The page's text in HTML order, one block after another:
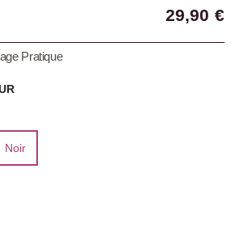
29,90 €
Pratique
Noir